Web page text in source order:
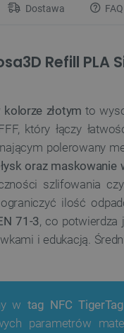
Dostawa FAQ
Refill PLA
kolorze złotym to
który łączy
polerowany
oraz maskowanie
szlifowania
ilość
71-3, co potwierdza
i edukacją.
w tag NFC TigerTag
parametrów